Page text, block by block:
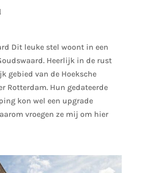
Dit leuke stel woont in een
Heerlijk in de rust
gebied van de Hoeksche
Rotterdam. Hun gedateerde
kon wel een upgrade
vroegen ze mij om hier